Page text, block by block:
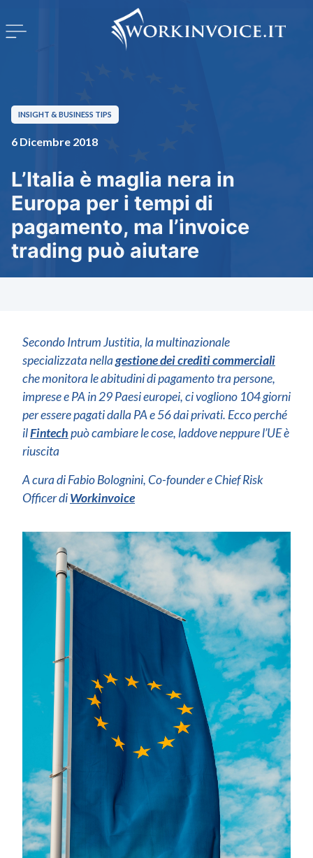
INSIGHT & BUSINESS TIPS
6 Dicembre 2018
L’Italia è maglia nera in
Europa per i tempi di
pagamento, ma l’invoice
trading può aiutare
Secondo Intrum Justitia, la multinazionale
specializzata nellagestione dei crediti commerciali
che monitora le abitudini di pagamento tra persone,
imprese e PA in 29 Paesi europei, ci vogliono 104 giorni
per essere pagati dalla PA e 56 dai privati. Ecco perché
ilFintechpuò cambiare le cose, laddove neppure l’UE è
riuscita
A cura di Fabio Bolognini, Co-founder e Chief Risk
Officer diWorkinvoice